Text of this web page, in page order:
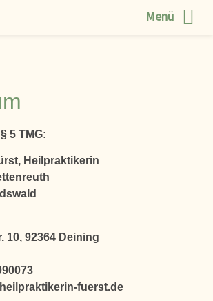
5 TMG:
Heilpraktikerin
10, 92364 Deining
fuerst.de
Menü